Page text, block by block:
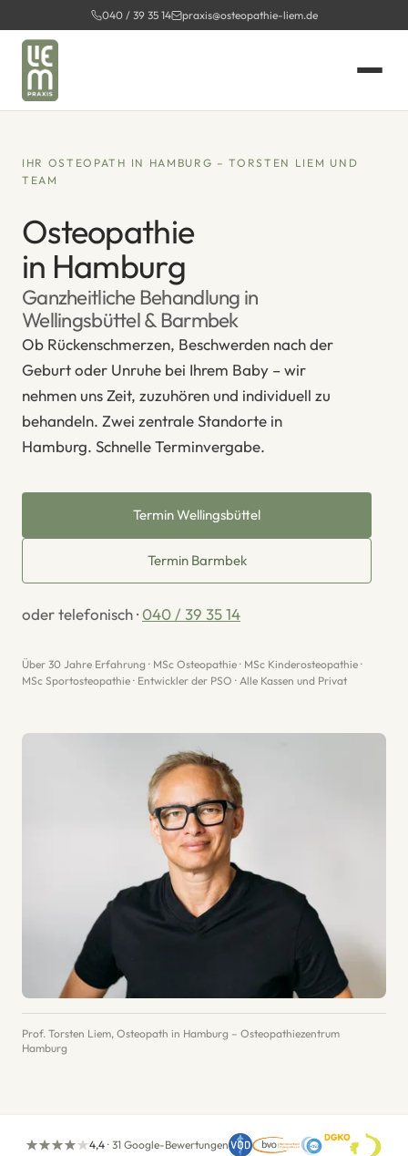
Inhalt
springen
040 / 39 35 14 praxis@osteopathie-liem.de
IHR OSTEOPATH IN HAMBURG – TORSTEN LIEM UND
TEAM
Osteopathie
in Hamburg
Ganzheitliche Behandlung in
Wellingsbüttel & Barmbek
Ob Rückenschmerzen, Beschwerden nach der
Geburt oder Unruhe bei Ihrem Baby – wir
nehmen uns Zeit, zuzuhören und individuell zu
behandeln. Zwei zentrale Standorte in
Hamburg. Schnelle Terminvergabe.
Termin Wellingsbüttel
Termin Barmbek
oder telefonisch · 040 / 39 35 14
Über 30 Jahre Erfahrung · MSc Osteopathie · MSc Kinderosteopathie ·
MSc Sportosteopathie · Entwickler der PSO · Alle Kassen und Privat
Prof. Torsten Liem, Osteopath in Hamburg – Osteopathiezentrum
Hamburg
4,4 · 31 Google-Bewertungen